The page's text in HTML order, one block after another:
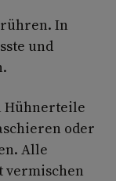
In
und
Hühnerteile
oder
Alle
vermischen